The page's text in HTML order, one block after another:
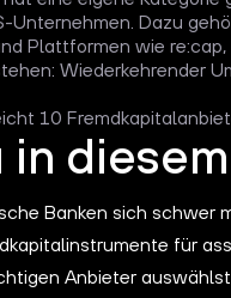
Unternehmen. Dazu
Plattformen wie re:cap,
Wiederkehrender
10
in
Banken sich schwer
für
Anbieter